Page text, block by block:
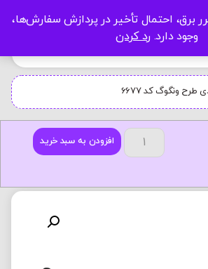
برق، احتمال تأخیر در پردازش سفارش‌ها،
وجود دارد. رد کردن
طرح ونگوگ کد 6677
افزودن به سبد خرید